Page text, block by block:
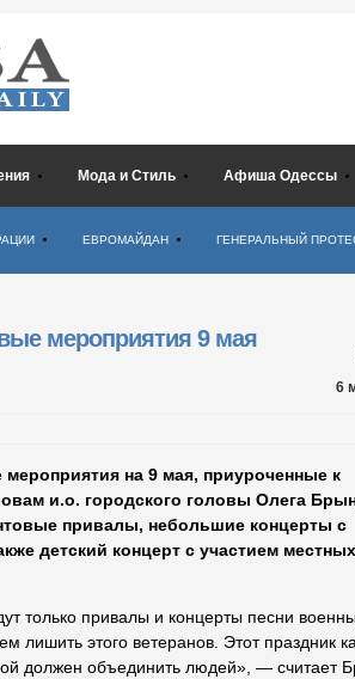
Мода и Стиль Афиша Одессы
ЕВРОМАЙДАН ГЕНЕРАЛЬНЫЙ
мероприятия 9 мая
6
на 9 мая, приуроченные к
и.о. городского головы Олега
привалы, небольшие концерты с
детский концерт с участием местных
только привалы и концерты песни
лишить этого ветеранов. Этот праздник
должен объединить людей», — считает